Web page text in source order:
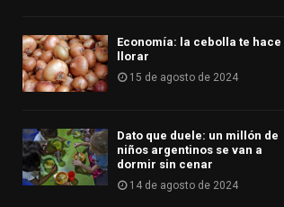
Economía: la cebolla te hace
llorar
15 de agosto de 2024
Dato que duele: un millón de
niños argentinos se van a
dormir sin cenar
14 de agosto de 2024